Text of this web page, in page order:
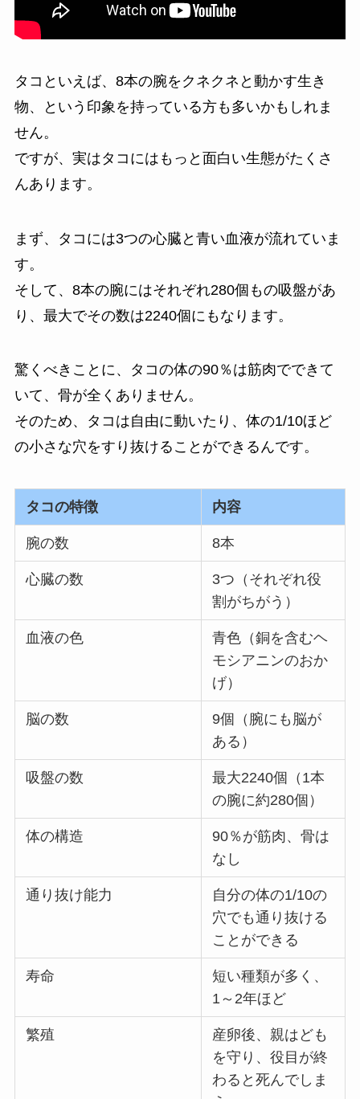
タコといえば、8本の腕をクネクネと動かす生き
物、という印象を持っている方も多いかもしれま
せん。
ですが、実はタコにはもっと面白い生態がたくさ
んあります。
まず、タコには3つの心臓と青い血液が流れていま
す。
そして、8本の腕にはそれぞれ280個もの吸盤があ
り、最大でその数は2240個にもなります。
驚くべきことに、タコの体の90％は筋肉でできて
いて、骨が全くありません。
そのため、タコは自由に動いたり、体の1/10ほど
の小さな穴をすり抜けることができるんです。
タコの特徴 内容
腕の数 8本
心臓の数
3つ（それぞれ役
割がちがう）
血液の色
青色（銅を含むヘ
モシアニンのおか
げ）
脳の数
9個（腕にも脳が
ある）
吸盤の数
最大2240個（1本
の腕に約280個）
体の構造
90％が筋肉、骨は
なし
通り抜け能力
自分の体の1/10の
穴でも通り抜ける
ことができる
寿命
短い種類が多く、
1～2年ほど
繁殖
産卵後、親はども
を守り、役目が終
わると死んでしま